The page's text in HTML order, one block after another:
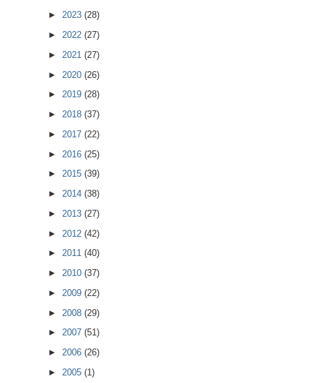
► 2023 (28)
► 2022 (27)
► 2021 (27)
► 2020 (26)
► 2019 (28)
► 2018 (37)
► 2017 (22)
► 2016 (25)
► 2015 (39)
► 2014 (38)
► 2013 (27)
► 2012 (42)
► 2011 (40)
► 2010 (37)
► 2009 (22)
► 2008 (29)
► 2007 (51)
► 2006 (26)
► 2005 (1)